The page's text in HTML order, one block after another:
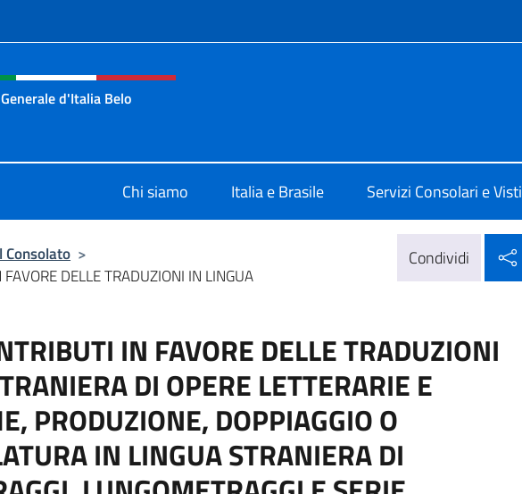
social e menù
d'Italia Belo
Chi siamo Italia e Brasile Servizi Consolari e Visti
Consolato >
DELLE TRADUZIONI IN LINGUA
Condividi
IN FAVORE DELLE TRADUZIONI
DI OPERE LETTERARIE E
PRODUZIONE, DOPPIAGGIO O
IN LINGUA STRANIERA DI